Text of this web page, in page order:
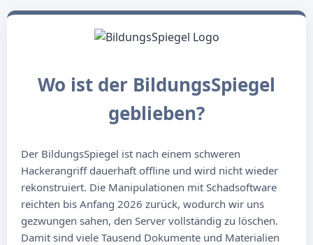
Wo ist der BildungsSpiegel
geblieben?
Der BildungsSpiegel ist nach einem schweren
Hackerangriff dauerhaft offline und wird nicht wieder
rekonstruiert. Die Manipulationen mit Schadsoftware
reichten bis Anfang 2026 zurück, wodurch wir uns
gezwungen sahen, den Server vollständig zu löschen.
Damit sind viele Tausend Dokumente und Materialien